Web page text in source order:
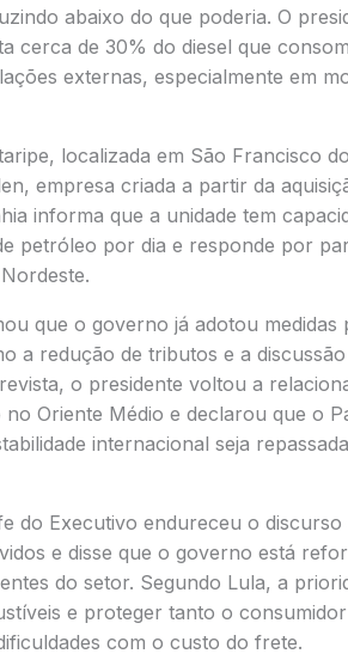
abaixo do que poderia. O
cerca de 30% do diesel que
externas, especialmente em
localizada em São Francisco
empresa criada a partir da
informa que a unidade tem
petróleo por dia e responde por
que o governo já adotou medidas
a redução de tributos e a
o presidente voltou a
Oriente Médio e declarou que o
internacional seja
do Executivo endureceu o
e disse que o governo está
do setor. Segundo Lula, a
e proteger tanto o
com o custo do frete.